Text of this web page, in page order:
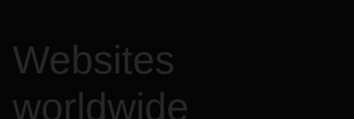
Websites
worldwide